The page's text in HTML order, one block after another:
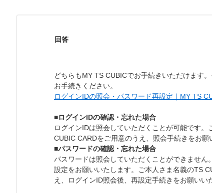
回答
どちらもMY TS CUBICでお手続きいただけます
お手続きください。
ログインIDの照会・パスワード再設定｜MY TS
■ログインIDの確認・忘れた場合
ログインIDは照会していただくことが可能です。
CUBIC CARDをご用意のうえ、照会手続きをお願
■パスワードの確認・忘れた場合
パスワードは照会していただくことができません
設定をお願いいたします。ご本人さま名義のTS
え、ログインID照会後、再設定手続きをお願いい